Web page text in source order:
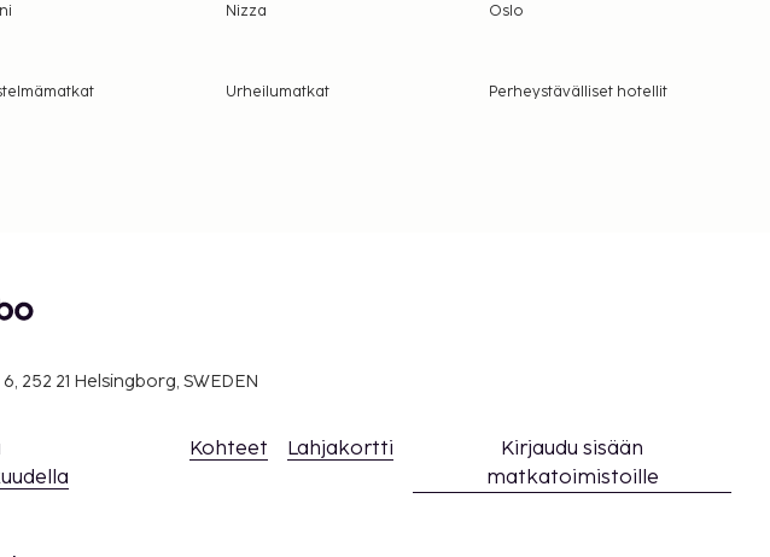
Nizza Oslo
Urheilumatkat
Perheystävälliset hotellit
252 21 Helsingborg, SWEDEN
Kohteet Lahjakortti
Kirjaudu sisään
matkatoimistoille